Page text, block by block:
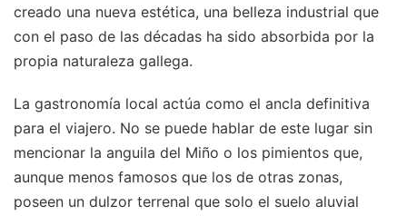
creado una nueva estética, una belleza industrial que
con el paso de las décadas ha sido absorbida por la
propia naturaleza gallega.
La gastronomía local actúa como el ancla definitiva
para el viajero. No se puede hablar de este lugar sin
mencionar la anguila del Miño o los pimientos que,
aunque menos famosos que los de otras zonas,
poseen un dulzor terrenal que solo el suelo aluvial